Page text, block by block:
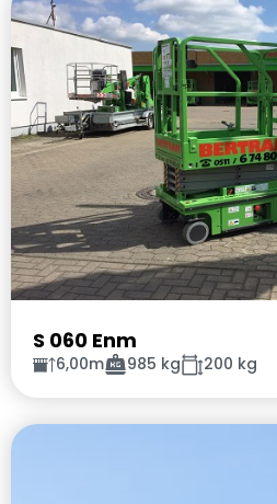
S 060 Enm
6,00m 985 kg 200 kg